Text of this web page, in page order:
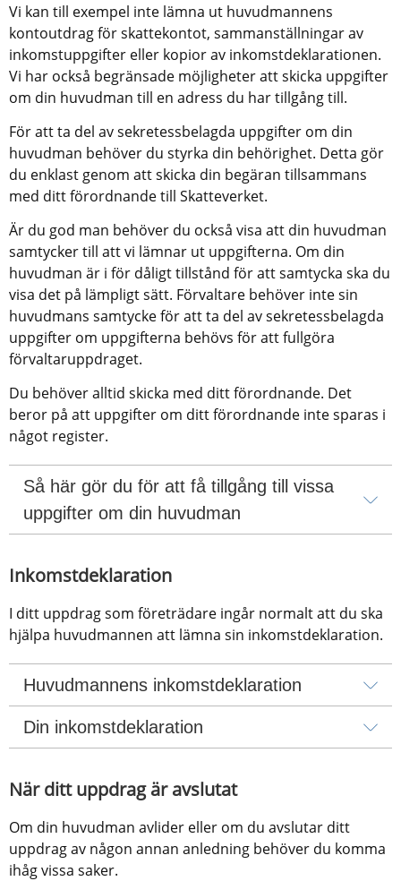
Vi kan till exempel inte lämna ut huvudmannens
kontoutdrag för skattekontot, sammanställningar av
inkomstuppgifter eller kopior av inkomstdeklarationen.
Vi har också begränsade möjligheter att skicka uppgifter
om din huvudman till en adress du har tillgång till.
För att ta del av sekretessbelagda uppgifter om din
huvudman behöver du styrka din behörighet. Detta gör
du enklast genom att skicka din begäran tillsammans
med ditt förordnande till Skatteverket.
Är du god man behöver du också visa att din huvudman
samtycker till att vi lämnar ut uppgifterna. Om din
huvudman är i för dåligt tillstånd för att samtycka ska du
visa det på lämpligt sätt. Förvaltare behöver inte sin
huvudmans samtycke för att ta del av sekretessbelagda
uppgifter om uppgifterna behövs för att fullgöra
förvaltaruppdraget.
Du behöver alltid skicka med ditt förordnande. Det
beror på att uppgifter om ditt förordnande inte sparas i
något register.
Så här gör du för att få tillgång till vissa
uppgifter om din huvudman
Inkomstdeklaration
I ditt uppdrag som företrädare ingår normalt att du ska
hjälpa huvudmannen att lämna sin inkomstdeklaration.
Huvudmannens inkomstdeklaration
Din inkomstdeklaration
När ditt uppdrag är avslutat
Om din huvudman avlider eller om du avslutar ditt
uppdrag av någon annan anledning behöver du komma
ihåg vissa saker.